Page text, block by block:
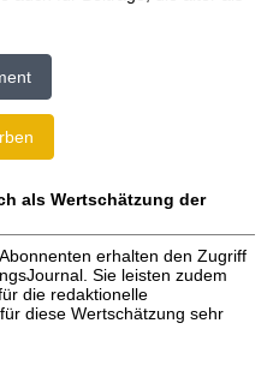
als Wertschätzung der
erhalten den Zugriff
Sie leisten zudem
die redaktionelle
diese Wertschätzung sehr